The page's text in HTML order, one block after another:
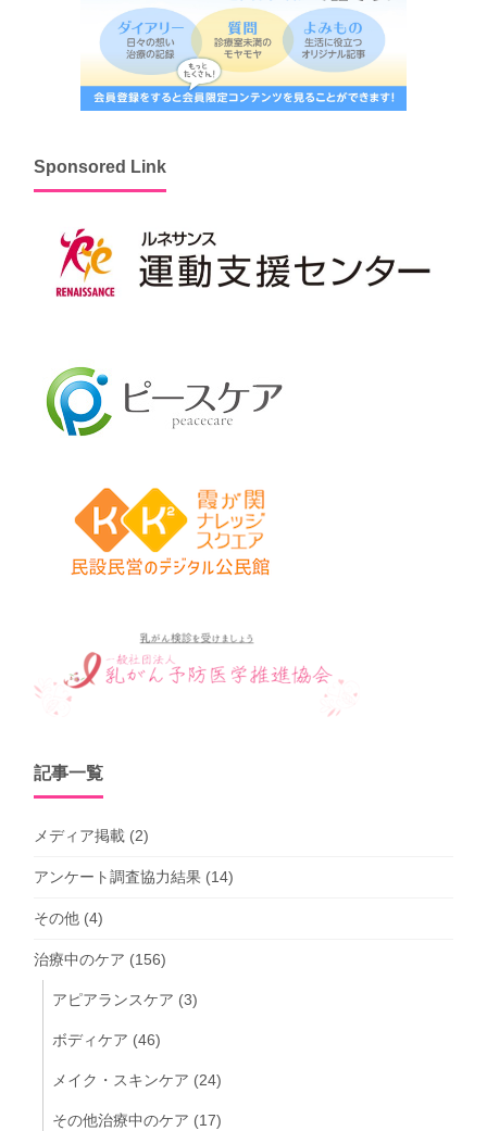
Sponsored Link
記事一覧
メディア掲載 (2)
アンケート調査協力結果 (14)
その他 (4)
治療中のケア (156)
アピアランスケア (3)
ボディケア (46)
メイク・スキンケア (24)
その他治療中のケア (17)